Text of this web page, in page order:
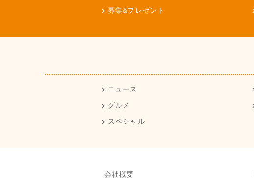
募集&プレゼント
ニュース
グルメ
スペシャル
会社概要